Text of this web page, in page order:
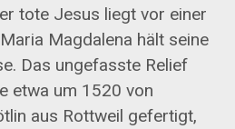
tote Jesus liegt vor einer
Magdalena hält seine
Das ungefasste Relief
etwa um 1520 von
aus Rottweil gefertigt,